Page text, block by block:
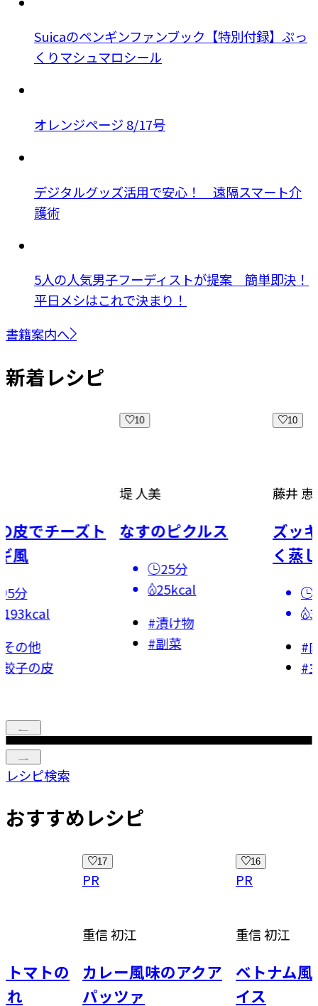
Suicaのペンギンファンブック【特別付録】ぷっ
くりマシュマロシール
オレンジページ 8/17号
デジタルグッズ活用で安心！ 遠隔スマート介
護術
5人の人気男子フーディストが提案 簡単即決！
平日メシはこれで決まり！
書籍案内へ
新着レシピ
チーズト
皮
堤 人美
なすのピクルス
25分
25kcal
漬け物
副菜
藤井 恵
ズッキー
く蒸し肉
15分
肉じゃ
主菜
レシピ検索
おすすめレシピ
トの
重信 初江
カレー風味のアクア
パッツァ
重信 初江
ベトナム風 チ
イス